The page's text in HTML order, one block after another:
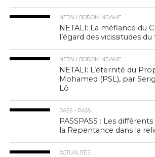
NETALI BOROM NDAME
NETALI: La méfiance du
l’égard des vicissitudes
NETALI BOROM NDAME
NETALI: L’éternité du
Mohamed (PSL), par
Lô
PASS - PASS
PASSPASS : Les
la Repentance dans la
ACTUALITÉS